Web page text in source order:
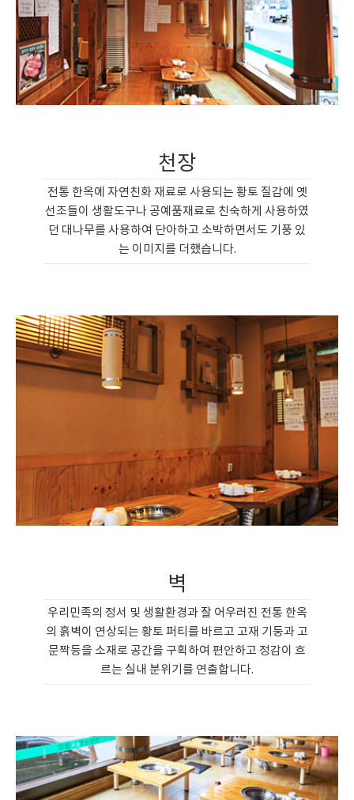
천장
전통 한옥에 자연친화 재료로 사용되는 황토 질감에 옛
선조들이 생활도구나 공예품재료로 친숙하게 사용하였
던 대나무를 사용하여 단아하고 소박하면서도 기풍 있
는 이미지를 더했습니다.
벽
우리민족의 정서 및 생활환경과 잘 어우러진 전통 한옥
의 흙벽이 연상되는 황토 퍼티를 바르고 고재 기둥과 고
문짝등을 소재로 공간을 구획하여 편안하고 정감이 흐
르는 실내 분위기를 연출합니다.